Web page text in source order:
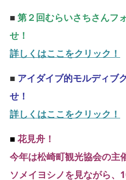
■ 第２回むらいさちさんフ
せ！
詳しくはここをクリック！
■ アイダイブ的モルディブ
せ！
詳しくはここをクリック！
■ 花見舟！
今年は松崎町観光協会の主
ソメイヨシノを見ながら、